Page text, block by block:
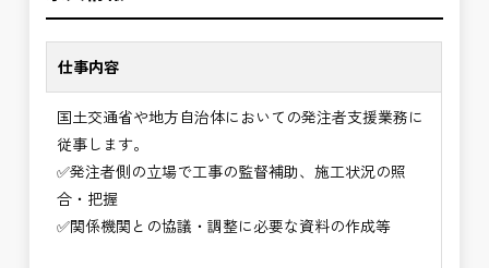
職場環境
✅「仕事のやりがい」と「賃金」のバランスを大切
に致します。
⭐＝＝お祝い金100,000円＝＝⭐
※お祝い金の支給条件は、入社より3ヶ月経過され
た方が対象となります。
その他支給条件の詳細については、問い合わせくだ
さい。
仕事内容
国土交通省や地方自治体においての発注者支援業務に
従事します。
✅発注者側の立場で工事の監督補助、施工状況の照
合・把握
✅関係機関との協議・調整に必要な資料の作成等